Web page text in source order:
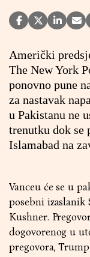
Američki
The New York
ponovno pune
za nastavak
u Pakistanu ne
trenutku dok se
Islamabad na
Vanceu će se u
posebni izaslanik
Kushner.
dogovorenog u
pregovora,